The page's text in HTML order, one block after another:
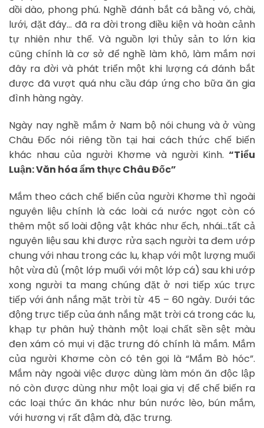
dồi dào, phong phú. Nghề đánh bắt cá bằng vó, chài,
lưới, đặt đáy… đã ra đời trong điều kiện và hoàn cảnh
tự nhiên như thế. Và nguồn lợi thủy sản to lớn kia
cũng chính là cơ sở để nghề làm khô, làm mắm nơi
đây ra đời và phát triển một khi lượng cá đánh bắt
được đã vượt quá nhu cầu đáp ứng cho bữa ăn gia
đình hàng ngày.
Ngày nay nghề mắm ở Nam bộ nói chung và ở vùng
Châu Đốc nói riêng tồn tại hai cách thức chế biến
khác nhau của người Khơme và người Kinh. “Tiểu
Luận: Văn hóa ẩm thực Châu Đốc”
Mắm theo cách chế biến của người Khơme thì ngoài
nguyên liệu chính là các loài cá nước ngọt còn có
thêm một số loài động vật khác như ếch, nhái…tất cả
nguyên liệu sau khi được rửa sạch người ta đem ướp
chung với nhau trong các lu, khạp với một lượng muối
hột vừa đủ (một lớp muối với một lớp cá) sau khi ướp
xong người ta mang chúng đặt ở nơi tiếp xúc trực
tiếp với ánh nắng mặt trời từ 45 – 60 ngày. Dưới tác
động trực tiếp của ánh nắng mặt trời cá trong các lu,
khạp tự phân huỷ thành một loại chất sền sệt màu
đen xám có mụi vị đặc trưng đó chính là mắm. Mắm
của người Khơme còn có tên gọi là “Mắm Bò hóc”.
Mắm này ngoài việc được dùng làm món ăn độc lập
nó còn được dùng như một loại gia vị để chế biến ra
các loại thức ăn khác như bún nước lèo, bún mắm,
với hương vị rất đậm đà, đặc trưng.